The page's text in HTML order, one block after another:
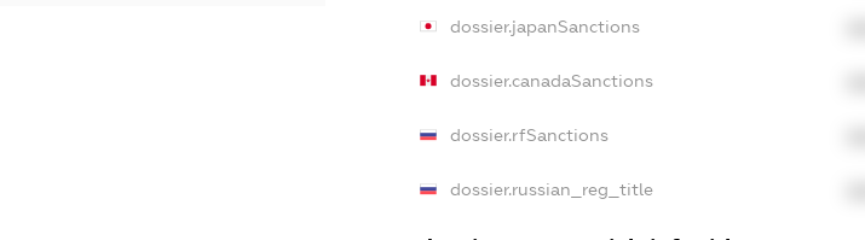
dossier.japanSanctions
dossier.canadaSanctions
dossier.rfSanctions
dossier.russian_reg_title